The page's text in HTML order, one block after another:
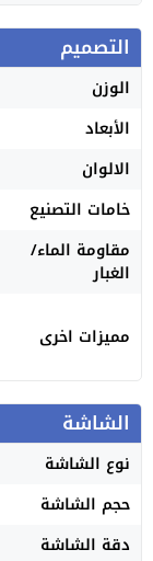
التصميم
الوزن
الأبعاد
الالوان
خامات التصنيع
مقاومة الماء/
الغبار
مميزات اخرى
الشاشة
نوع الشاشة
حجم الشاشة
دقة الشاشة